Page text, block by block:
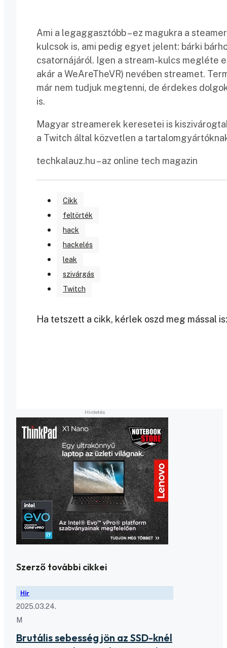
Ami a legaggasztóbb – ez magukra a
kulcsok is, ami pedig egyet jelent: bárki
csatornájáról. Igen a stream-kulcs megléte
akár a WeAreTheVR) nevében streamet.
már nem tudjuk megtenni, de érdekes
is.
Magyar streamerek keresetei is
a Twitch által közvetlen a
techkalauz.hu – az online tech magazin
Cikk
feltörték
hack
hackelés
leak
szivárgás
Twitch
Ha tetszett a cikk, kérlek oszd meg mással is:
Szerző további cikkei
Hír
2025.03.24.
M
Brutális sebesség jön az SSD-knél